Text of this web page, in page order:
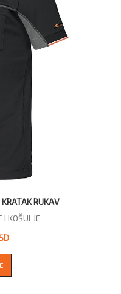
RUKAV
I KOŠULJE